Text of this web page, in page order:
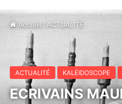
Accueil/ ACTUALITÉ
ACTUALITÉ KALÉIDOSCOPE
ECRIVAINS